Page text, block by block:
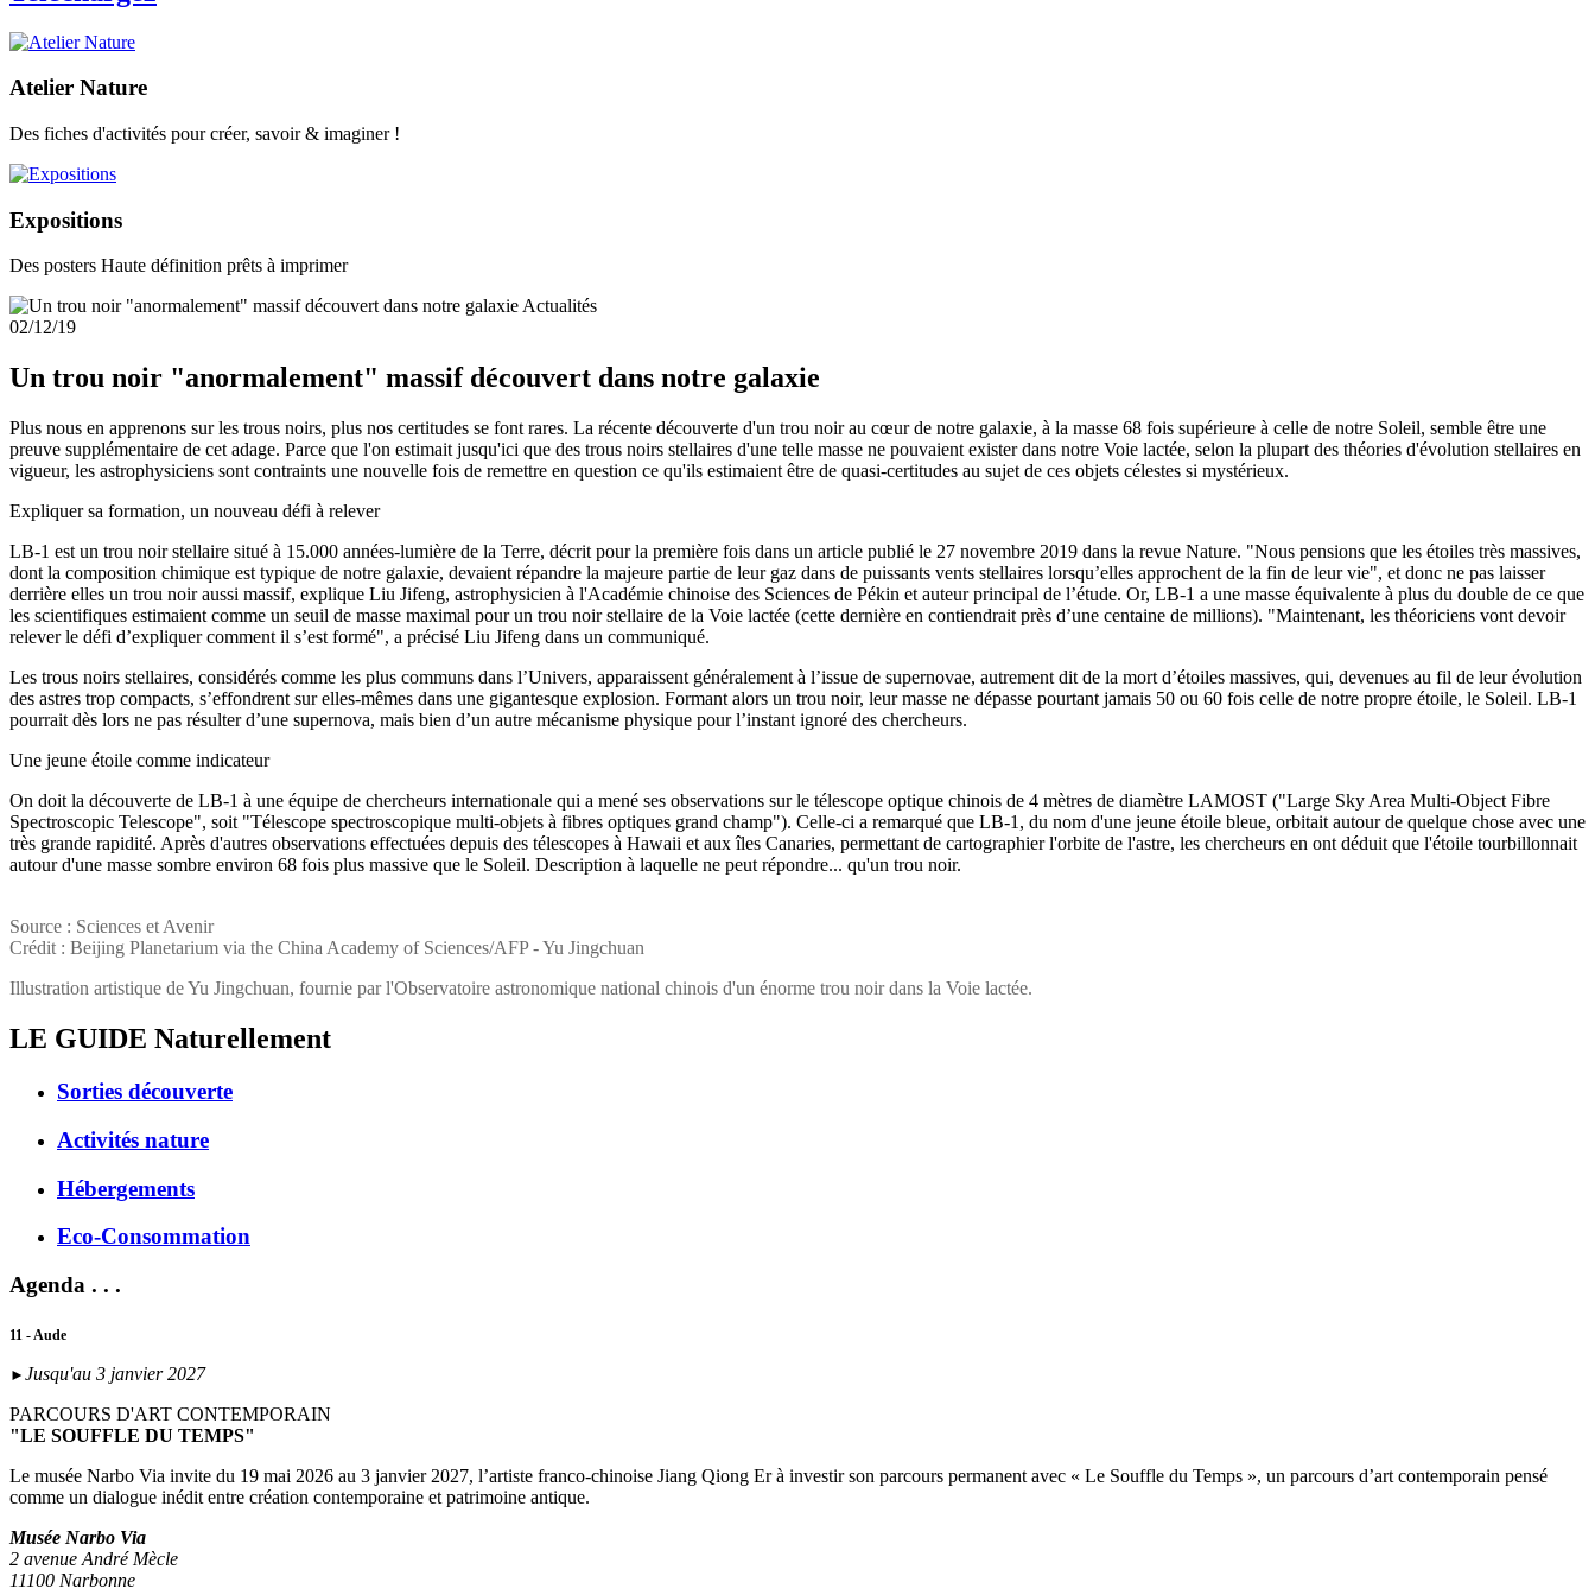
Atelier Nature
Des fiches d'activités pour créer, savoir & imaginer !
Expositions
Des posters Haute définition prêts à imprimer
Actualités
02/12/19
Un trou noir "anormalement" massif découvert dans notre galaxie
Plus nous en apprenons sur les trous noirs, plus nos certitudes se font rares. La récente découverte d'un trou noir au cœur de notre galaxie, à la masse 68 fois supérieure à celle de notre Soleil, semble être une
preuve supplémentaire de cet adage. Parce que l'on estimait jusqu'ici que des trous noirs stellaires d'une telle masse ne pouvaient exister dans notre Voie lactée, selon la plupart des théories d'évolution stellaires en
vigueur, les astrophysiciens sont contraints une nouvelle fois de remettre en question ce qu'ils estimaient être de quasi-certitudes au sujet de ces objets célestes si mystérieux.
Expliquer sa formation, un nouveau défi à relever
LB-1 est un trou noir stellaire situé à 15.000 années-lumière de la Terre, décrit pour la première fois dans un article publié le 27 novembre 2019 dans la revue Nature. "Nous pensions que les étoiles très massives,
dont la composition chimique est typique de notre galaxie, devaient répandre la majeure partie de leur gaz dans de puissants vents stellaires lorsqu’elles approchent de la fin de leur vie", et donc ne pas laisser
derrière elles un trou noir aussi massif, explique Liu Jifeng, astrophysicien à l'Académie chinoise des Sciences de Pékin et auteur principal de l’étude. Or, LB-1 a une masse équivalente à plus du double de ce que
les scientifiques estimaient comme un seuil de masse maximal pour un trou noir stellaire de la Voie lactée (cette dernière en contiendrait près d’une centaine de millions). "Maintenant, les théoriciens vont devoir
relever le défi d’expliquer comment il s’est formé", a précisé Liu Jifeng dans un communiqué.
Les trous noirs stellaires, considérés comme les plus communs dans l’Univers, apparaissent généralement à l’issue de supernovae, autrement dit de la mort d’étoiles massives, qui, devenues au fil de leur évolution
des astres trop compacts, s’effondrent sur elles-mêmes dans une gigantesque explosion. Formant alors un trou noir, leur masse ne dépasse pourtant jamais 50 ou 60 fois celle de notre propre étoile, le Soleil. LB-1
pourrait dès lors ne pas résulter d’une supernova, mais bien d’un autre mécanisme physique pour l’instant ignoré des chercheurs.
Une jeune étoile comme indicateur
On doit la découverte de LB-1 à une équipe de chercheurs internationale qui a mené ses observations sur le télescope optique chinois de 4 mètres de diamètre LAMOST ("Large Sky Area Multi-Object Fibre
Spectroscopic Telescope", soit "Télescope spectroscopique multi-objets à fibres optiques grand champ"). Celle-ci a remarqué que LB-1, du nom d'une jeune étoile bleue, orbitait autour de quelque chose avec une
très grande rapidité. Après d'autres observations effectuées depuis des télescopes à Hawaii et aux îles Canaries, permettant de cartographier l'orbite de l'astre, les chercheurs en ont déduit que l'étoile tourbillonnait
autour d'une masse sombre environ 68 fois plus massive que le Soleil. Description à laquelle ne peut répondre... qu'un trou noir.
Source : Sciences et Avenir
Crédit : Beijing Planetarium via the China Academy of Sciences/AFP - Yu Jingchuan
Illustration artistique de Yu Jingchuan, fournie par l'Observatoire astronomique national chinois d'un énorme trou noir dans la Voie lactée.
LE GUIDE Naturellement
Sorties découverte
Activités nature
Hébergements
Eco-Consommation
Agenda . . .
11 - Aude
► Jusqu'au 3 janvier 2027
PARCOURS D'ART CONTEMPORAIN
"LE SOUFFLE DU TEMPS"
Le musée Narbo Via invite du 19 mai 2026 au 3 janvier 2027, l’artiste franco-chinoise Jiang Qiong Er à investir son parcours permanent avec « Le Souffle du Temps », un parcours d’art contemporain pensé
comme un dialogue inédit entre création contemporaine et patrimoine antique.
Musée Narbo Via
2 avenue André Mècle
11100 Narbonne